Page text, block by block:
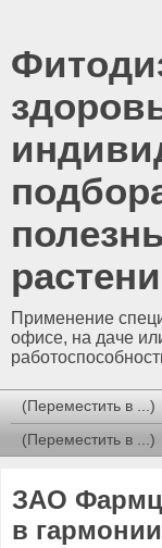
Применение
офисе, на даче
ЗАО
в